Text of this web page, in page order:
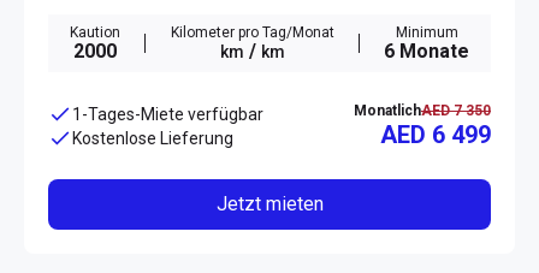
Kaution
2000
Kilometer pro Tag/Monat
km / km
Minimum
6 Monate
1-Tages-Miete verfügbar
Kostenlose Lieferung
MonatlichAED 7 350
AED 6 499
Jetzt mieten